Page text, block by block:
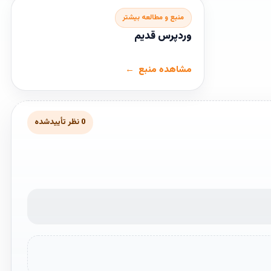
منبع و مطالعه بیشتر
وردپرس قدیم
مشاهده منبع
0 نظر تأییدشده